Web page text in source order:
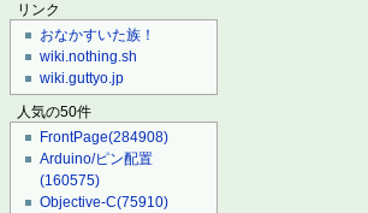
リンク
おなかすいた族！
wiki.nothing.sh
wiki.guttyo.jp
人気の50件
FrontPage(284908)
Arduino/ピン配置
(160575)
Objective-C(75910)